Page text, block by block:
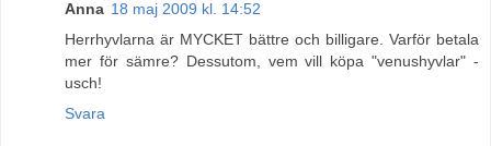
Anna 18 maj 2009 kl. 14:52
Herrhyvlarna är MYCKET bättre och billigare. Varför betala
mer för sämre? Dessutom, vem vill köpa "venushyvlar" -
usch!
Svara